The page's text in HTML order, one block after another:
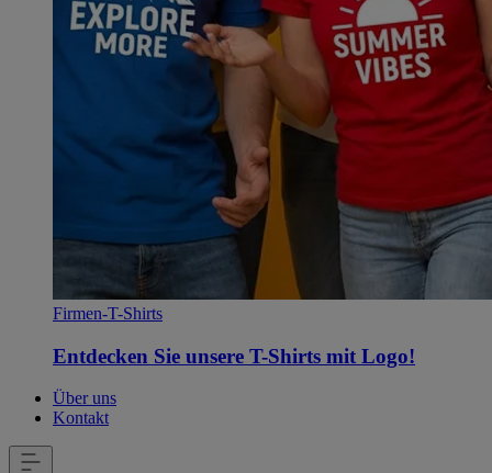
Firmen-T-Shirts
Entdecken Sie unsere T-Shirts mit Logo!
Über uns
Kontakt